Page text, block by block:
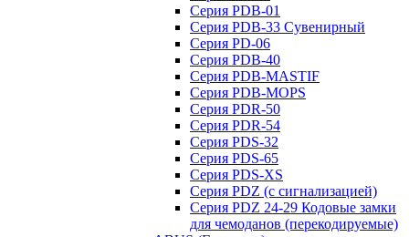
Серия PDB-01
Серия PDB-33 Сувенирный
Серия PD-06
Серия PDB-40
Серия PDB-MASTIF
Серия PDB-MOPS
Серия PDR-50
Серия PDR-54
Серия PDS-32
Серия PDS-65
Серия PDS-XS
Серия PDZ (с сигнализацией)
Серия PDZ 24-29 Кодовые замки
для чемоданов (перекодируемые)